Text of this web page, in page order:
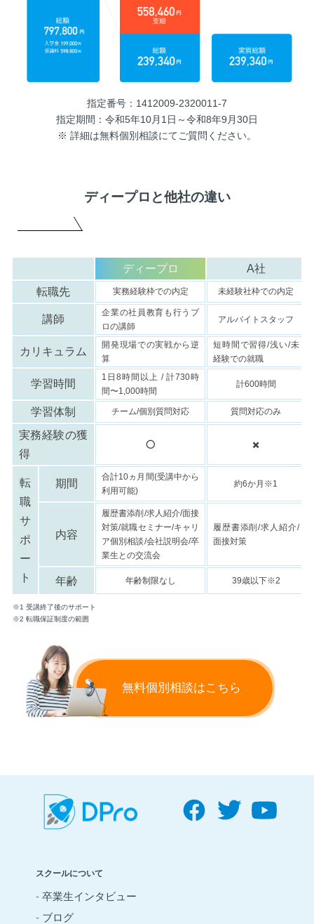
指定番号：1412009-2320011-7
指定期間：令和5年10月1日～令和8年9月30日
※ 詳細は無料個別相談にてご質問ください。
ディープロと他社の違い
ディープロ
A社
転職先
実務経験枠での内定 未経験社枠での内定
講師
企業の社員教育も行うプ
ロの講師
アルバイトスタッフ
カリキュラム
開発現場での実戦から逆
算
短時間で習得/浅い/未
経験での就職
学習時間
1日8時間以上 / 計730時
間〜1,000時間
計600時間
学習体制 チーム/個別質問対応 質問対応のみ
実務経験の獲
得
⭕️ ✖️
転
職
サ
ポ
ー
ト
期間
合計10ヵ月間(受講中から
利用可能)
約6か月※1
内容
履歴書添削/求人紹介/面接
対策/就職セミナー/キャリ
ア個別相談/会社説明会/卒
業生との交流会
履歴書添削/求人紹介/
面接対策
年齢 年齢制限なし 39歳以下※2
※1 受講終了後のサポート
※2 転職保証制度の範囲
無料個別相談はこちら
スクールについて
- 卒業生インタビュー
- ブログ